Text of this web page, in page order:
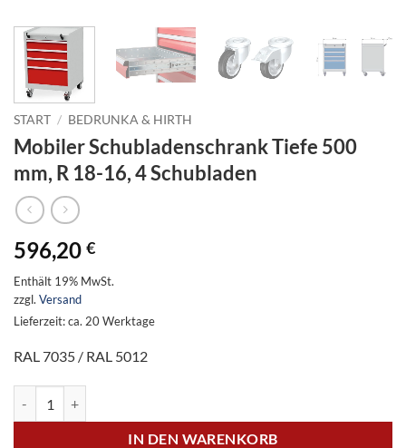
START / BEDRUNKA & HIRTH
Mobiler Schubladenschrank Tiefe 500
mm, R 18-16, 4 Schubladen
596,20 €
Enthält 19% MwSt.
zzgl. Versand
Lieferzeit: ca. 20 Werktage
RAL 7035 / RAL 5012
IN DEN WARENKORB